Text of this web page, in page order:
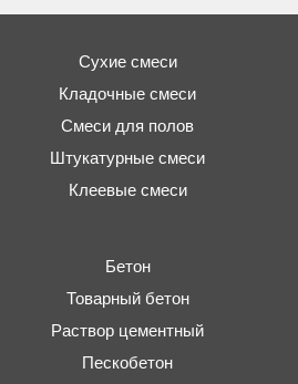
Сухие смеси
Кладочные смеси
Смеси для полов
Штукатурные смеси
Клеевые смеси
Бетон
Товарный бетон
Раствор цементный
Пескобетон